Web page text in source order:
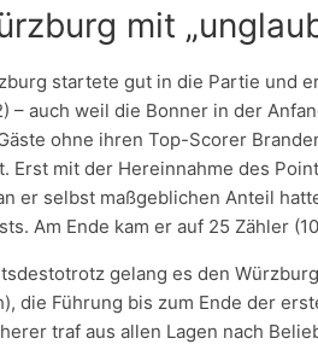
mit
startete gut in die Partie und
– auch weil die Bonner in der
ohne ihren Top-Scorer
Erst mit der Hereinnahme des
er selbst maßgeblichen Anteil
Am Ende kam er auf 25 Zähler
gelang es den
die Führung bis zum Ende der
traf aus allen Lagen nach